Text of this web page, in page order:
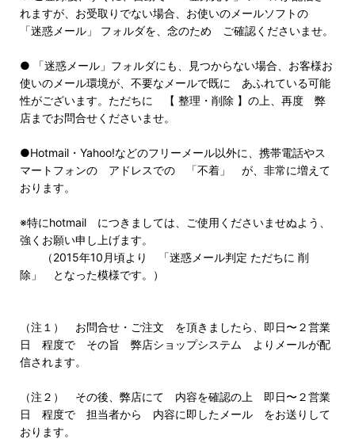
れますが、お受取りでない場合、お使いのメールソフトの
「迷惑メール」 フォルダを、念のため ご確認くださいませ。
● 「迷惑メール」フォルダにも、見つからない場合、お客様お
使いのメール環境が、不要なメールで既に あふれている可能
性がございます。ただちに 【 整理・削除 】の上、再度 弊
店までお問合せくださいませ。
●Hotmail・Yahoo!などのフリーメール以外に、携帯電話やス
マートフォンの アドレスでの 「不着」 が、非常に増えて
おります。
※特にhotmail につきましては、ご使用くださいませぬよう、
強くお願い申し上げます。
（2015年10月頃より 「迷惑メール判定 ただちに 削
除」 となった模様です。）
（注１） お問合せ・ご注文 を頂きましたら、即日〜２営業
日 程度で その旨 弊店ショップシステム よりメールが配
信されます。
（注２） その後、弊店にて 内容を確認の上 即日〜２営業
日 程度で 担当者から 内容に即したメール をお送りして
おります。